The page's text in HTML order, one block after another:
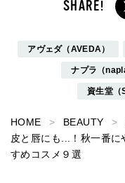
アヴェダ（AVEDA）
ナプラ（
資生堂（
HOME BEAUTY
皮と唇にも...！秋一番
すめコスメ９選